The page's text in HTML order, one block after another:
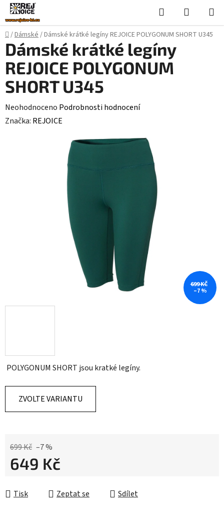
Přejít
na
obsah
Hledat
KOŠÍK
Domů
/Dámské/Dámské krátké legíny REJOICE POLYGONUM SHORT U345
POLYGONUM SHORT jsou kratké legíny.
ZVOLTE VARIANTU
699 Kč –7 %
649 Kč
Tisk
Zeptat se Sdílet
Dámské krátké legíny
REJOICE POLYGONUM
SHORT U345
Průměrné
hodnocení
Neohodnoceno Podrobnosti hodnocení
Značka: REJOICE
699 KČ
–7 %